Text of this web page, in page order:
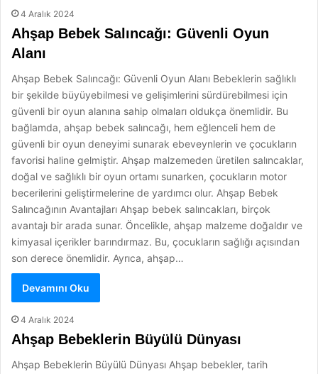
4 Aralık 2024
Ahşap Bebek Salıncağı: Güvenli Oyun
Alanı
Ahşap Bebek Salıncağı: Güvenli Oyun Alanı Bebeklerin sağlıklı
bir şekilde büyüyebilmesi ve gelişimlerini sürdürebilmesi için
güvenli bir oyun alanına sahip olmaları oldukça önemlidir. Bu
bağlamda, ahşap bebek salıncağı, hem eğlenceli hem de
güvenli bir oyun deneyimi sunarak ebeveynlerin ve çocukların
favorisi haline gelmiştir. Ahşap malzemeden üretilen salıncaklar,
doğal ve sağlıklı bir oyun ortamı sunarken, çocukların motor
becerilerini geliştirmelerine de yardımcı olur. Ahşap Bebek
Salıncağının Avantajları Ahşap bebek salıncakları, birçok
avantajı bir arada sunar. Öncelikle, ahşap malzeme doğaldır ve
kimyasal içerikler barındırmaz. Bu, çocukların sağlığı açısından
son derece önemlidir. Ayrıca, ahşap…
Devamını Oku
4 Aralık 2024
Ahşap Bebeklerin Büyülü Dünyası
Ahşap Bebeklerin Büyülü Dünyası Ahşap bebekler, tarih